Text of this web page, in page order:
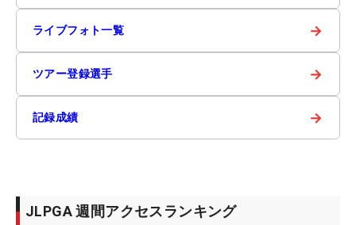
ライブフォト一覧 →
ツアー登録選手 →
記録成績 →
JLPGA 週間アクセスランキング